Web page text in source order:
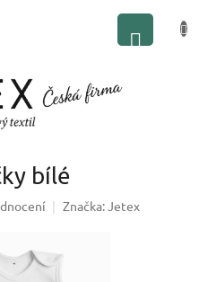
bílé
Značka:Jetex